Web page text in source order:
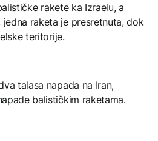
rakete ka Izraelu, a
raketa je presretnuta, dok
teritorije.
talasa napada na Iran,
balističkim raketama.